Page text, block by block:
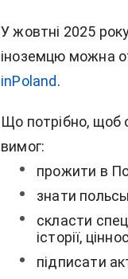
У жовтні 2025
іноземцю можна
inPoland.
Що потрібно, щоб
вимог:
прожити в
знати
скласти
історії,
підписати